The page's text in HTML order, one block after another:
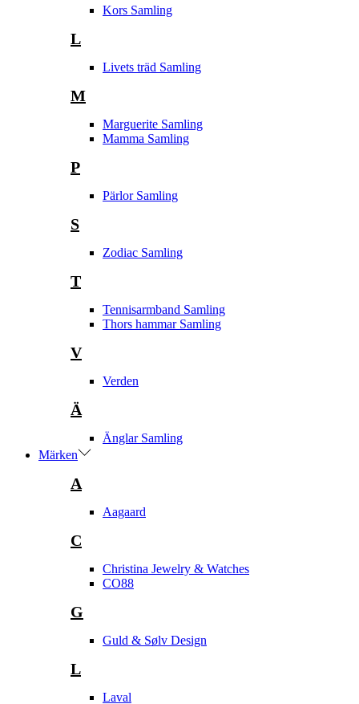
Kors Samling
L
Livets träd Samling
M
Marguerite Samling
Mamma Samling
P
Pärlor Samling
S
Zodiac Samling
T
Tennisarmband Samling
Thors hammar Samling
V
Verden
Ä
Änglar Samling
Märken
A
Aagaard
C
Christina Jewelry & Watches
CO88
G
Guld & Sølv Design
L
Laval